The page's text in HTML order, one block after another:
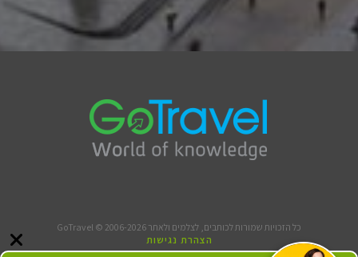
כל הזכויות שמורות לכותבים, לצלמים ולאתר GoTravel © 2006-2026
הצהרת נגישות